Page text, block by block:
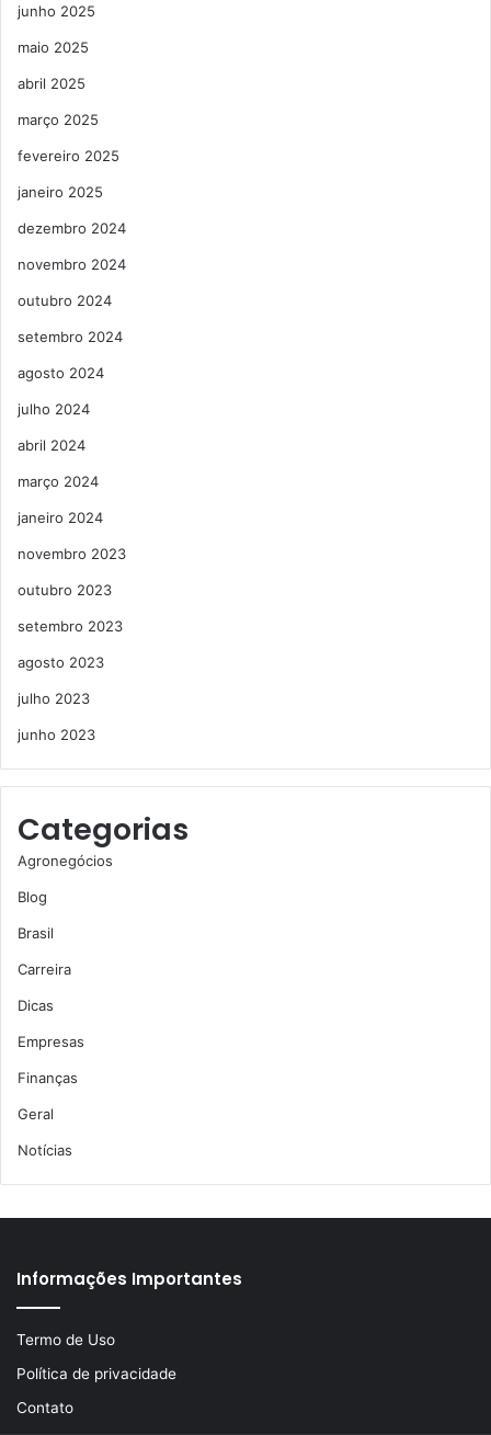
junho 2025
maio 2025
abril 2025
março 2025
fevereiro 2025
janeiro 2025
dezembro 2024
novembro 2024
outubro 2024
setembro 2024
agosto 2024
julho 2024
abril 2024
março 2024
janeiro 2024
novembro 2023
outubro 2023
setembro 2023
agosto 2023
julho 2023
junho 2023
Categorias
Agronegócios
Blog
Brasil
Carreira
Dicas
Empresas
Finanças
Geral
Notícias
Informações Importantes
Termo de Uso
Política de privacidade
Contato